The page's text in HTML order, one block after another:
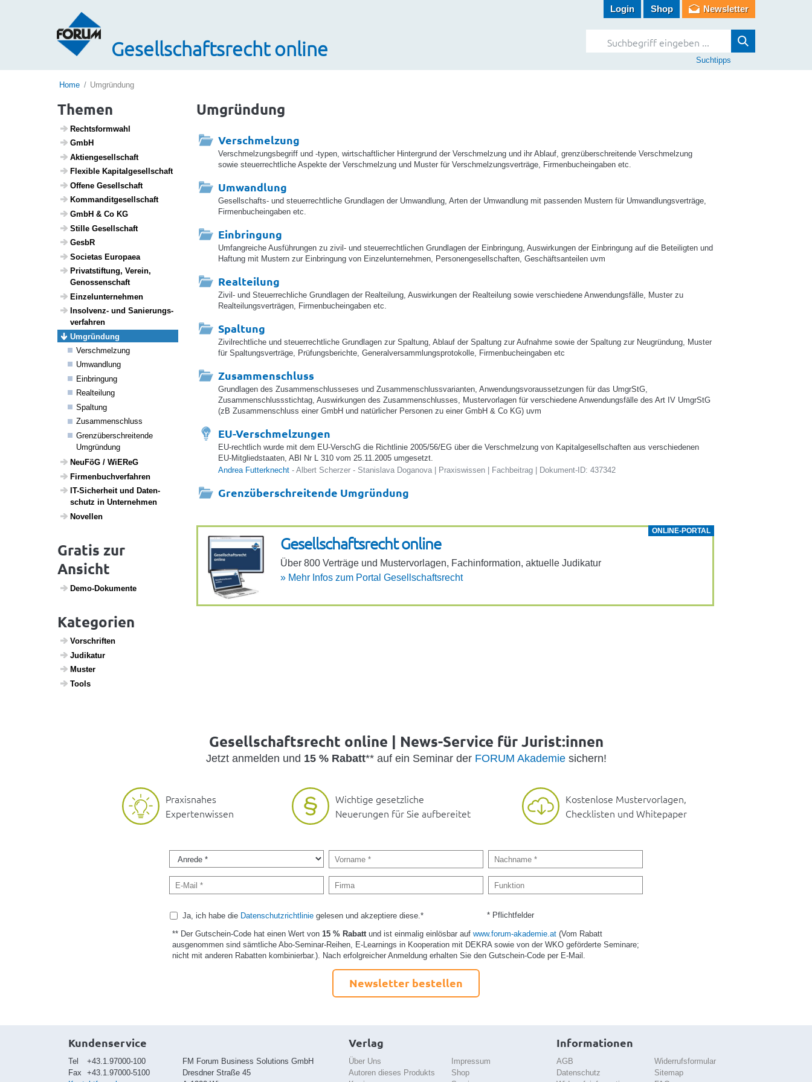
Gesellschaftsrecht online
Login Shop Newsletter
Suchtipps
Home Umgründung
Themen
Rechts­form­wahl
GmbH
Akti­en­ge­sell­schaft
Flexible Kapi­tal­ge­sell­schaft
Offene Gesell­schaft
Komman­dit­ge­sell­schaft
GmbH & Co KG
Stille Gesell­schaft
GesbR
Soci­etas Euro­paea
Privat­stif­tung, Verein,
Genos­sen­schaft
Einzel­un­ter­nehmen
Insol­venz- und Sanie­rungs­
ver­fahren
Umgrün­dung
Verschmel­zung
Umwand­lung
Einbrin­gung
Real­tei­lung
Spal­tung
Zusam­menschluss
Grenz­über­schrei­tende
Umgrün­dung
NeuFöG / WiEReG
Firmen­buch­ver­fahren
IT-Sicher­heit und Daten­
schutz in Unter­nehmen
Novellen
Gratis zur
Ansicht
Demo-Doku­mente
Kategorien
Vorschriften
Judi­katur
Muster
Tools
Umgründung
Verschmelzung
Verschmelzungsbegriff und -typen, wirtschaftlicher Hintergrund der Verschmelzung und ihr Ablauf, grenzüberschreitende Verschmelzung
sowie steuerrechtliche Aspekte der Verschmelzung und Muster für Verschmelzungsverträge, Firmenbucheingaben etc.
Umwandlung
Gesellschafts- und steuerrechtliche Grundlagen der Umwandlung, Arten der Umwandlung mit passenden Mustern für Umwandlungsverträge,
Firmenbucheingaben etc.
Einbringung
Umfangreiche Ausführungen zu zivil- und steuerrechtlichen Grundlagen der Einbringung, Auswirkungen der Einbringung auf die Beteiligten und
Haftung mit Mustern zur Einbringung von Einzelunternehmen, Personengesellschaften, Geschäftsanteilen uvm
Realteilung
Zivil- und Steuerrechliche Grundlagen der Realteilung, Auswirkungen der Realteilung sowie verschiedene Anwendungsfälle, Muster zu
Realteilungsverträgen, Firmenbucheingaben etc.
Spaltung
Zivilrechtliche und steuerrechtliche Grundlagen zur Spaltung, Ablauf der Spaltung zur Aufnahme sowie der Spaltung zur Neugründung, Muster
für Spaltungsverträge, Prüfungsberichte, Generalversammlungsprotokolle, Firmenbucheingaben etc
Zusammenschluss
Grundlagen des Zusammenschlusseses und Zusammenschlussvarianten, Anwendungsvoraussetzungen für das UmgrStG,
Zusammenschlussstichtag, Auswirkungen des Zusammenschlusses, Mustervorlagen für verschiedene Anwendungsfälle des Art IV UmgrStG
(zB Zusammenschluss einer GmbH und natürlicher Personen zu einer GmbH & Co KG) uvm
EU-Verschmelzungen
EU-rechtlich wurde mit dem EU-VerschG die Richtlinie 2005/56/EG über die Verschmelzung von Kapitalgesellschaften aus verschiedenen
EU-Mitgliedstaaten, ABl Nr L 310 vom 25.11.2005 umgesetzt.
Andrea Futterknecht - Albert Scherzer - Stanislava Doganova | Praxiswissen | Fachbeitrag | Dokument-ID: 437342
Grenzüberschreitende Umgründung
ONLINE-PORTAL
Gesell­schafts­recht online
Über 800 Verträge und Muster­vor­lagen, Fach­in­for­ma­tion, aktu­elle Judi­katur
» Mehr Infos zum Portal Gesell­schafts­recht
Gesellschaftsrecht online | News-Service für Jurist:innen
Jetzt anmelden und 15 % Rabatt** auf ein Seminar der FORUM Akademiesichern!
Praxisnahes
Expertenwissen
Wichtige gesetzliche
Neuerungen für Sie aufbereitet
Kostenlose Mustervorlagen,
Checklisten und Whitepaper
Ja, ich habe die Datenschutzrichtliniegelesen und akzeptiere diese.* * Pflichtfelder
** Der Gutschein-Code hat einen Wert von 15 % Rabattund ist einmalig einlösbar aufwww.forum-akademie.at (Vom Rabatt
ausgenommen sind sämtliche Abo-Seminar-Reihen, E-Learnings in Kooperation mit DEKRA sowie von der WKO geförderte Seminare;
nicht mit anderen Rabatten kombinierbar.). Nach erfolgreicher Anmeldung erhalten Sie den Gutschein-Code per E-Mail.
Newsletter bestellen
Kundenservice
Tel
+43.1.97000-100
Fax
+43.1.97000-5100
FM Forum Business Solutions GmbH
Dresdner Straße 45
Verlag
Über Uns
Autoren dieses Produkts
Impressum
Shop
Informationen
AGB
Datenschutz
Widerrufsformular
Sitemap